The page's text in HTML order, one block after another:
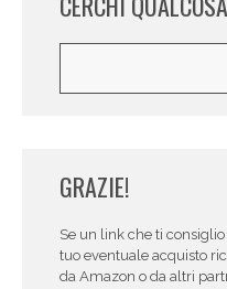
GRAZIE!
Se un link che ti
tuo eventuale acquisto
da Amazon o da altri